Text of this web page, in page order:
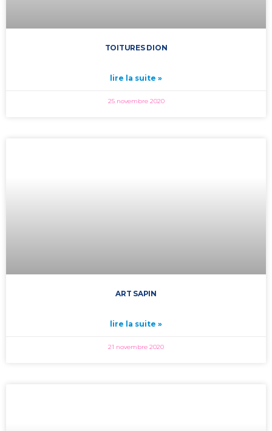
TOITURES DION
lire la suite »
25 novembre 2020
ART SAPIN
lire la suite »
21 novembre 2020